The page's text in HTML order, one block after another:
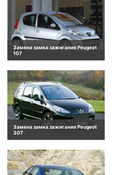
Замена замка зажигания Peugeot
107
Замена замка зажигания Peugeot
307